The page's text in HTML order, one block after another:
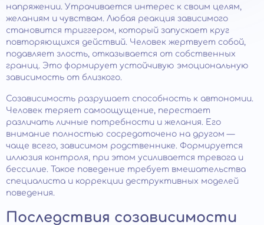
напряжении. Утрачивается интерес к своим целям,
желаниям и чувствам. Любая реакция зависимого
становится триггером, который запускает круг
повторяющихся действий. Человек жертвует собой,
подавляет злость, отказывается от собственных
границ. Это формирует устойчивую эмоциональную
зависимость от близкого.
Созависимость разрушает способность к автономии.
Человек теряет самоощущение, перестает
различать личные потребности и желания. Его
внимание полностью сосредоточено на другом —
чаще всего, зависимом родственнике. Формируется
иллюзия контроля, при этом усиливается тревога и
бессилие. Такое поведение требует вмешательства
специалиста и коррекции деструктивных моделей
поведения.
Последствия созависимости